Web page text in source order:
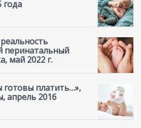
перинатальный
май 2022 г.
готовы платить…»,
апрель 2016